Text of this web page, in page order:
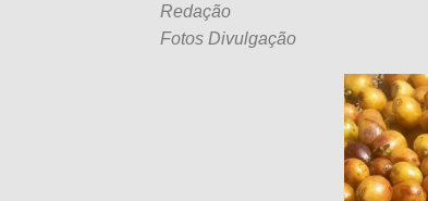
Redação
Fotos Divulgação